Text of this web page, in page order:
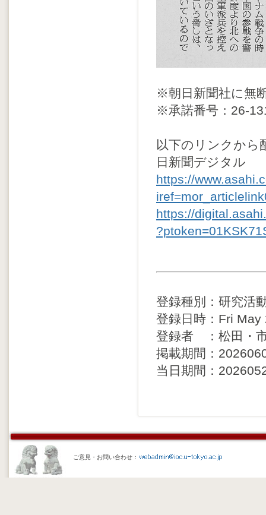
※朝日新聞社に無
※承諾番号：26-
以下のリンクから
日新聞デジタル
https://
https://
登録種別：研究活
登録日時：Fri
登録者 ：松田・
掲載期間：
当日期間：
ご意見・お問い合わせ：